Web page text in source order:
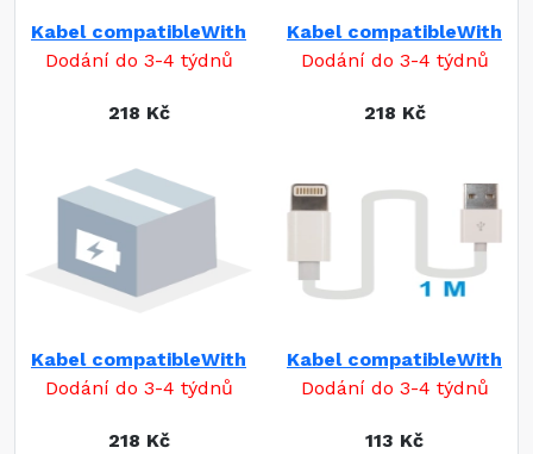
Kabel compatibleWith
Dodání do 3-4 týdnů
218 Kč
Kabel compatibleWith
Dodání do 3-4 týdnů
218 Kč
Kabel compatibleWith
Dodání do 3-4 týdnů
218 Kč
Kabel compatibleWith
Dodání do 3-4 týdnů
113 Kč